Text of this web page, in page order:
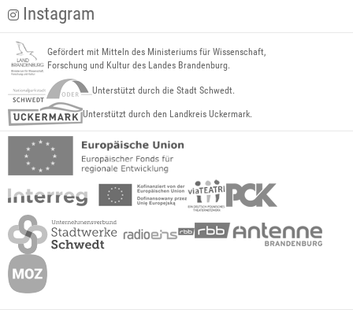
Instagram
Gefördert mit Mitteln des Ministeriums für Wissenschaft,
Forschung und Kultur des Landes Brandenburg.
Unterstützt durch die Stadt Schwedt.
Unterstützt durch den Landkreis Uckermark.